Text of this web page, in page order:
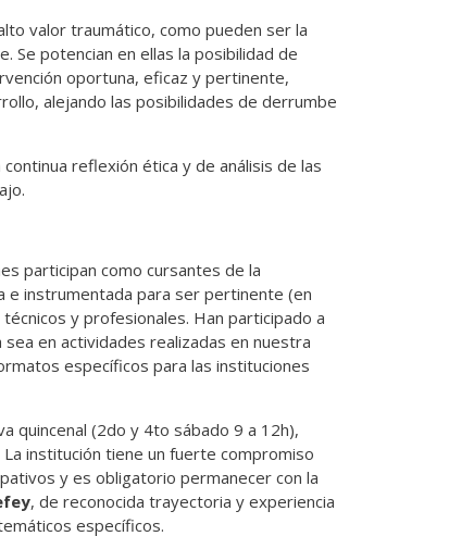
valor traumático, como pueden ser la
Se potencian en ellas la posibilidad de
oportuna, eficaz y pertinente,
alejando las posibilidades de derrumbe
reflexión ética y de análisis de las
participan como cursantes de la
e instrumentada para ser pertinente (en
y profesionales. Han participado a
en actividades realizadas en nuestra
específicos para las instituciones
quincenal (2do y 4to sábado 9 a 12h),
institución tiene un fuerte compromiso
y es obligatorio permanecer con la
, de reconocida trayectoria y experiencia
específicos.